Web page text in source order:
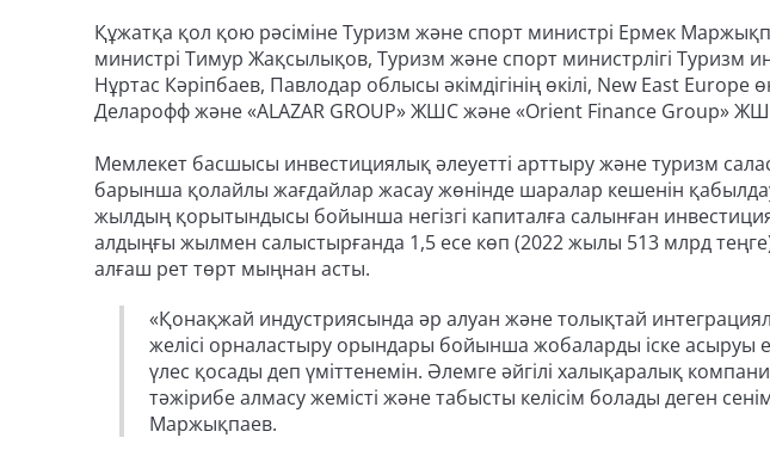
Құжатқа қол қою рәсіміне Туризм және спорт министрі Ермек
министрі Тимур Жақсылықов, Туризм және спорт министрлігі Туризм
Нұртас Кәріпбаев, Павлодар облысы әкімдігінің өкілі, New East Europe
Деларофф және «ALAZAR GROUP» ЖШС және «Orient Finance Group»
Мемлекет басшысы инвестициялық әлеуетті арттыру және туризм
барынша қолайлы жағдайлар жасау жөнінде шаралар кешенін қабылдау
жылдың қорытындысы бойынша негізгі капиталға салынған
алдыңғы жылмен салыстырғанда 1,5 есе көп (2022 жылы 513 млрд
алғаш рет төрт мыңнан асты.
«Қонақжай индустриясында әр алуан және толықтай
желісі орналастыру орындары бойынша жобаларды іске асыруы
үлес қосады деп үміттенемін. Әлемге әйгілі халықаралық
тәжірибе алмасу жемісті және табысты келісім болады деген
Маржықпаев.